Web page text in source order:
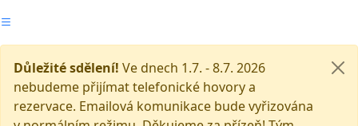
Důležité sdělení! Ve dnech 1.7. - 8.7. 2026
nebudeme přijímat telefonické hovory a
rezervace. Emailová komunikace bude vyřizována